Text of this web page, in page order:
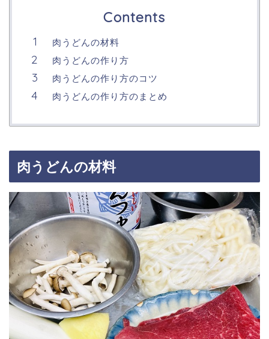
Contents
肉うどんの材料
肉うどんの作り方
肉うどんの作り方のコツ
肉うどんの作り方のまとめ
肉うどんの材料